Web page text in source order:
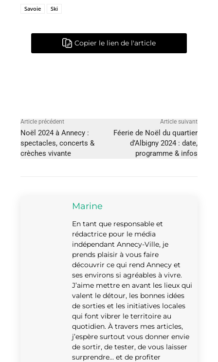
Savoie Ski
Copier le lien de l'article
Article précédent
Noël 2024 à Annecy :
spectacles, concerts &
crèches vivante
Article suivant
Féerie de Noël du quartier
d’Albigny 2024 : date,
programme & infos
Marine
En tant que responsable et
rédactrice pour le média
indépendant Annecy-Ville, je
prends plaisir à vous faire
découvrir ce qui rend Annecy et
ses environs si agréables à vivre.
J’aime mettre en avant les lieux qui
valent le détour, les bonnes idées
de sorties et les initiatives locales
qui font vibrer le territoire au
quotidien. À travers mes articles,
j’espère surtout vous donner envie
de sortir, de tester, de vous laisser
surprendre… et de profiter